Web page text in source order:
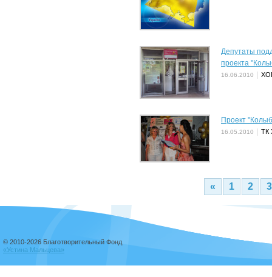
Депутаты
проекта
16.06.2010
Проект
16.05.2010 ТК
« 1 2 3
© 2010-2026 Благотворительный Фонд
«Устина Мальцева»